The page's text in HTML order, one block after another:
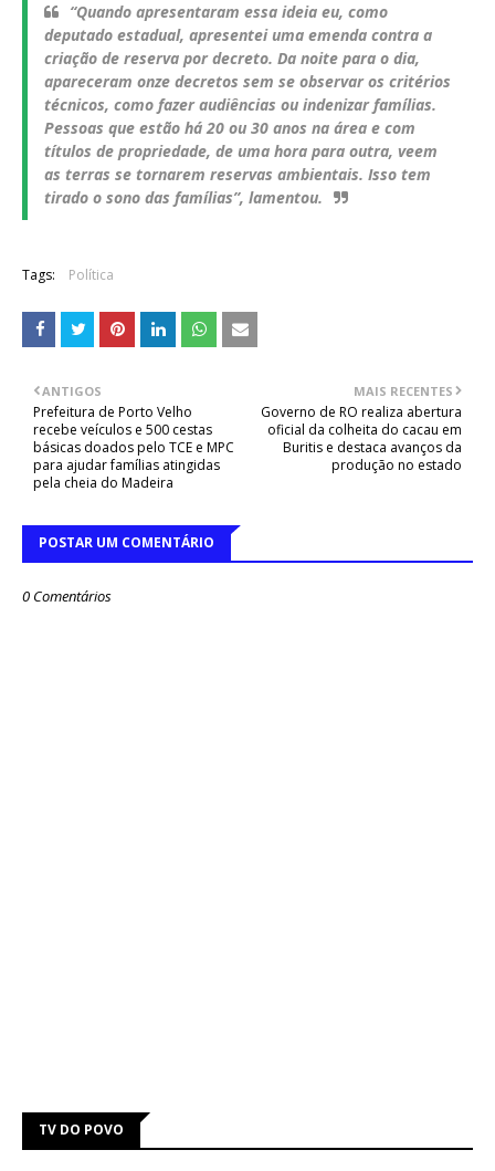
“Quando apresentaram essa ideia eu, como
deputado estadual, apresentei uma emenda contra a
criação de reserva por decreto. Da noite para o dia,
apareceram onze decretos sem se observar os critérios
técnicos, como fazer audiências ou indenizar famílias.
Pessoas que estão há 20 ou 30 anos na área e com
títulos de propriedade, de uma hora para outra, veem
as terras se tornarem reservas ambientais. Isso tem
tirado o sono das famílias”, lamentou.
Tags: Política
MAIS RECENTES
Governo de RO realiza abertura
oficial da colheita do cacau em
Buritis e destaca avanços da
produção no estado
ANTIGOS
Prefeitura de Porto Velho
recebe veículos e 500 cestas
básicas doados pelo TCE e MPC
para ajudar famílias atingidas
pela cheia do Madeira
POSTAR UM COMENTÁRIO
0 Comentários
TV DO POVO